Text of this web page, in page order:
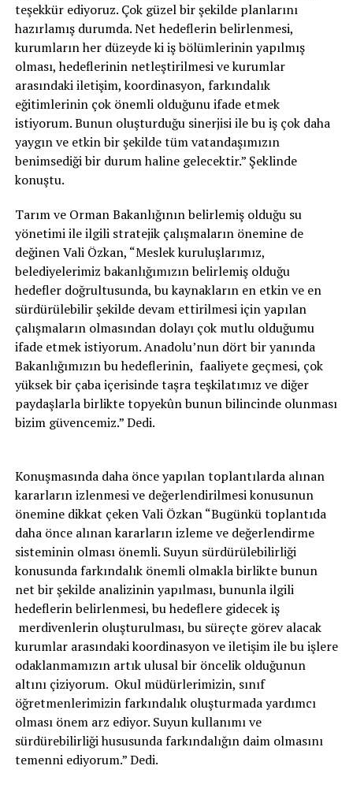
teşekkür ediyoruz. Çok güzel bir şekilde planlarını
hazırlamış durumda. Net hedeflerin belirlenmesi,
kurumların her düzeyde ki iş bölümlerinin yapılmış
olması, hedeflerinin netleştirilmesi ve kurumlar
arasındaki iletişim, koordinasyon, farkındalık
eğitimlerinin çok önemli olduğunu ifade etmek
istiyorum. Bunun oluşturduğu sinerjisi ile bu iş çok daha
yaygın ve etkin bir şekilde tüm vatandaşımızın
benimsediği bir durum haline gelecektir.” Şeklinde
konuştu.
Tarım ve Orman Bakanlığının belirlemiş olduğu su
yönetimi ile ilgili stratejik çalışmaların önemine de
değinen Vali Özkan, “Meslek kuruluşlarımız,
belediyelerimiz bakanlığımızın belirlemiş olduğu
hedefler doğrultusunda, bu kaynakların en etkin ve en
sürdürülebilir şekilde devam ettirilmesi için yapılan
çalışmaların olmasından dolayı çok mutlu olduğumu
ifade etmek istiyorum. Anadolu’nun dört bir yanında
Bakanlığımızın bu hedeflerinin, faaliyete geçmesi, çok
yüksek bir çaba içerisinde taşra teşkilatımız ve diğer
paydaşlarla birlikte topyekûn bunun bilincinde olunması
bizim güvencemiz.” Dedi.
Konuşmasında daha önce yapılan toplantılarda alınan
kararların izlenmesi ve değerlendirilmesi konusunun
önemine dikkat çeken Vali Özkan “Bugünkü toplantıda
daha önce alınan kararların izleme ve değerlendirme
sisteminin olması önemli. Suyun sürdürülebilirliği
konusunda farkındalık önemli olmakla birlikte bunun
net bir şekilde analizinin yapılması, bununla ilgili
hedeflerin belirlenmesi, bu hedeflere gidecek iş
merdivenlerin oluşturulması, bu süreçte görev alacak
kurumlar arasındaki koordinasyon ve iletişim ile bu işlere
odaklanmamızın artık ulusal bir öncelik olduğunun
altını çiziyorum. Okul müdürlerimizin, sınıf
öğretmenlerimizin farkındalık oluşturmada yardımcı
olması önem arz ediyor. Suyun kullanımı ve
sürdürebilirliği hususunda farkındalığın daim olmasını
temenni ediyorum.” Dedi.